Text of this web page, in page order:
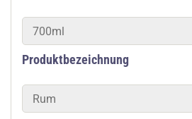
700ml
Produktbezeichnung
Rum